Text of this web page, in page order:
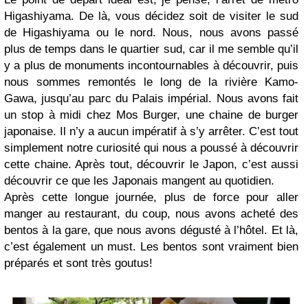
Higashiyama. De là, vous décidez soit de visiter le sud
de Higashiyama ou le nord. Nous, nous avons passé
plus de temps dans le quartier sud, car il me semble qu’il
y a plus de monuments incontournables à découvrir, puis
nous sommes remontés le long de la rivière Kamo-
Gawa, jusqu’au parc du Palais impérial. Nous avons fait
un stop à midi chez Mos Burger, une chaine de burger
japonaise. Il n’y a aucun impératif à s’y arrêter. C’est tout
simplement notre curiosité qui nous a poussé à découvrir
cette chaine. Après tout, découvrir le Japon, c’est aussi
découvrir ce que les Japonais mangent au quotidien.
Après cette longue journée, plus de force pour aller
manger au restaurant, du coup, nous avons acheté des
bentos à la gare, que nous avons dégusté à l’hôtel. Et là,
c’est également un must. Les bentos sont vraiment bien
préparés et sont très goutus!